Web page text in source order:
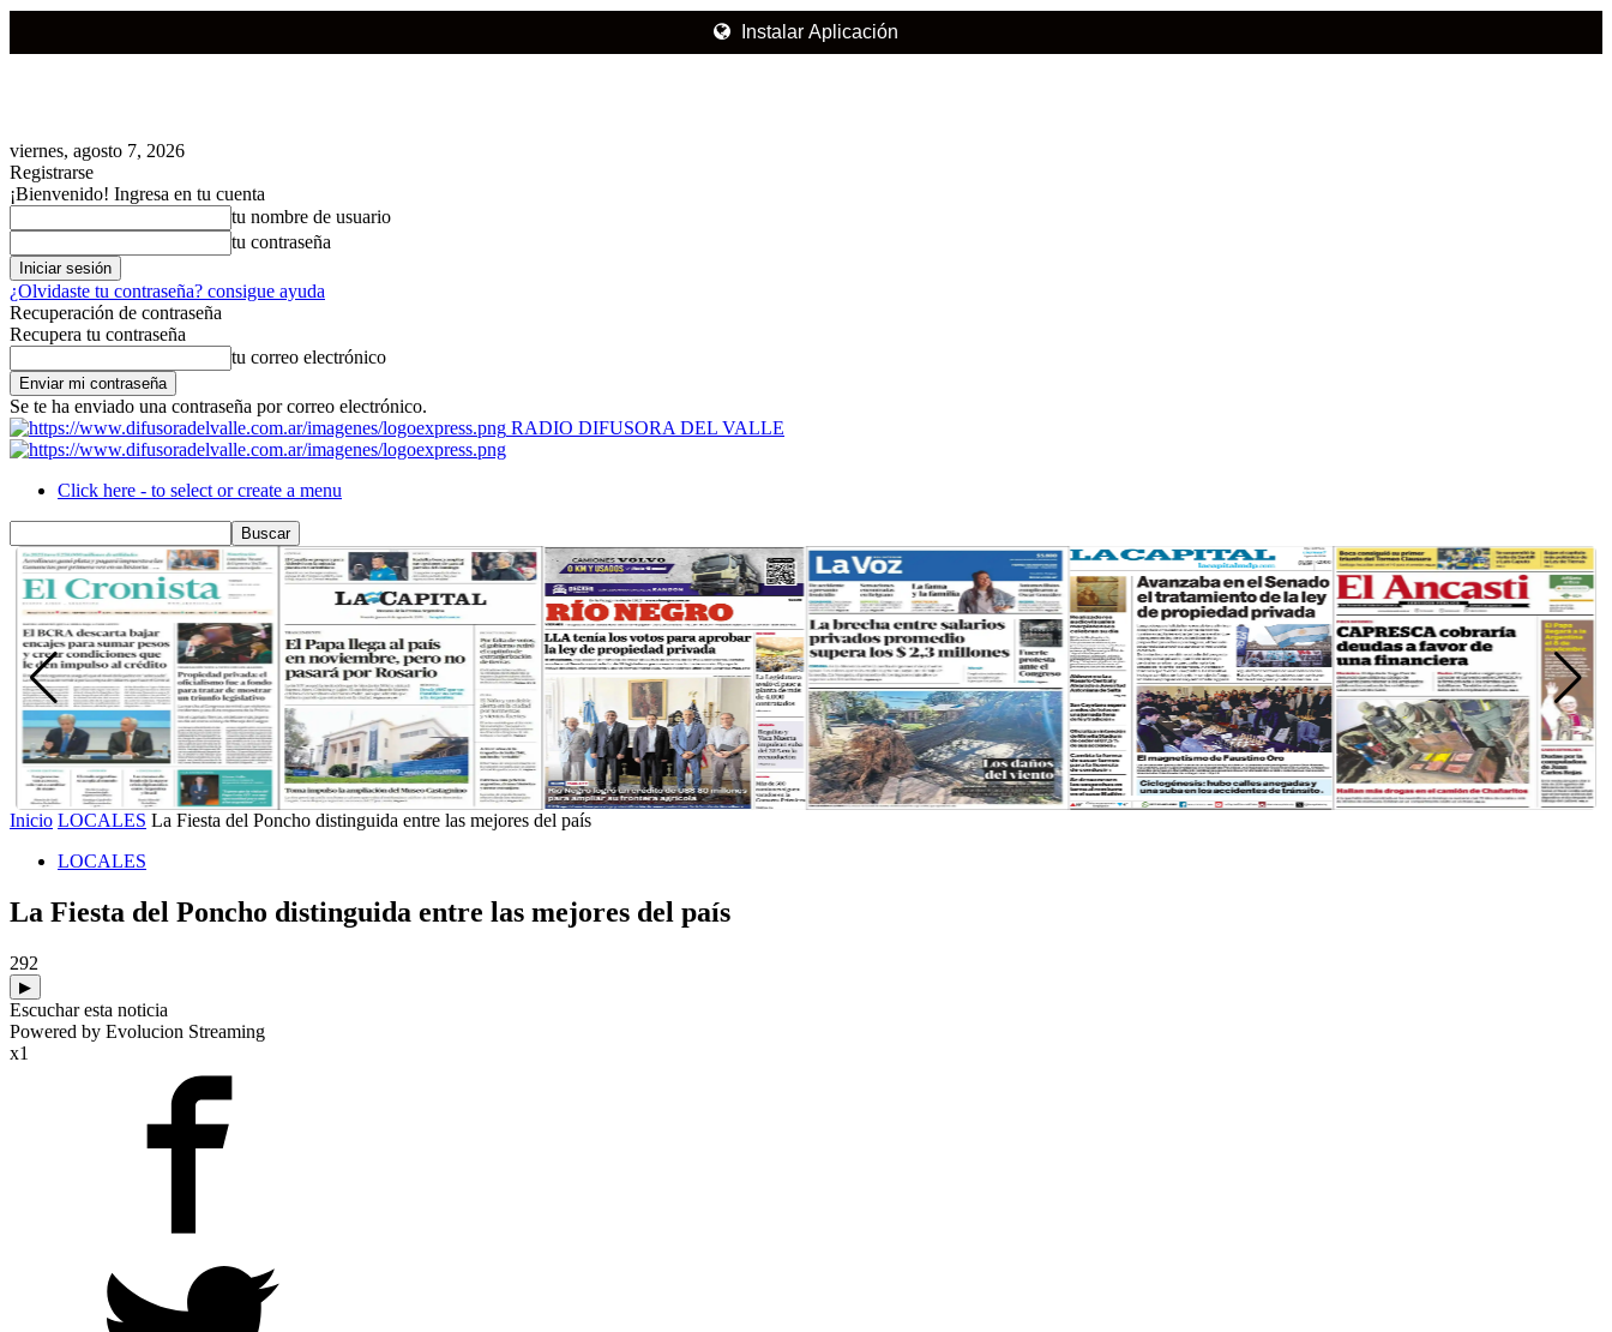
Instalar Aplicación
viernes, agosto 7, 2026
Registrarse
¡Bienvenido! Ingresa en tu cuenta
tu nombre de usuario
tu contraseña
¿Olvidaste tu contraseña? consigue ayuda
Recuperación de contraseña
Recupera tu contraseña
tu correo electrónico
Se te ha enviado una contraseña por correo electrónico.
RADIO DIFUSORA DEL VALLE
Click here - to select or create a menu
Inicio LOCALES La Fiesta del Poncho distinguida entre las mejores del país
LOCALES
La Fiesta del Poncho distinguida entre las mejores del país
292
▶
Escuchar esta noticia
Powered by Evolucion Streaming
x1